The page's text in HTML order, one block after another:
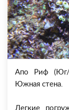
Апо Риф (Юг/
Южная стена.
Легкие